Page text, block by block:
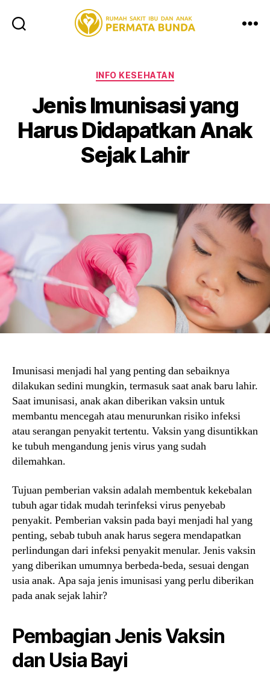
Bunda
Kandangan
Categories
INFO KESEHATAN
Jenis Imunisasi yang
Harus Didapatkan Anak
Sejak Lahir
Imunisasi menjadi hal yang penting dan sebaiknya
dilakukan sedini mungkin, termasuk saat anak baru lahir.
Saat imunisasi, anak akan diberikan vaksin untuk
membantu mencegah atau menurunkan risiko infeksi
atau serangan penyakit tertentu. Vaksin yang disuntikkan
ke tubuh mengandung jenis virus yang sudah
dilemahkan.
Tujuan pemberian vaksin adalah membentuk kekebalan
tubuh agar tidak mudah terinfeksi virus penyebab
penyakit. Pemberian vaksin pada bayi menjadi hal yang
penting, sebab tubuh anak harus segera mendapatkan
perlindungan dari infeksi penyakit menular. Jenis vaksin
yang diberikan umumnya berbeda-beda, sesuai dengan
usia anak. Apa saja jenis imunisasi yang perlu diberikan
pada anak sejak lahir?
Pembagian Jenis Vaksin
dan Usia Bayi